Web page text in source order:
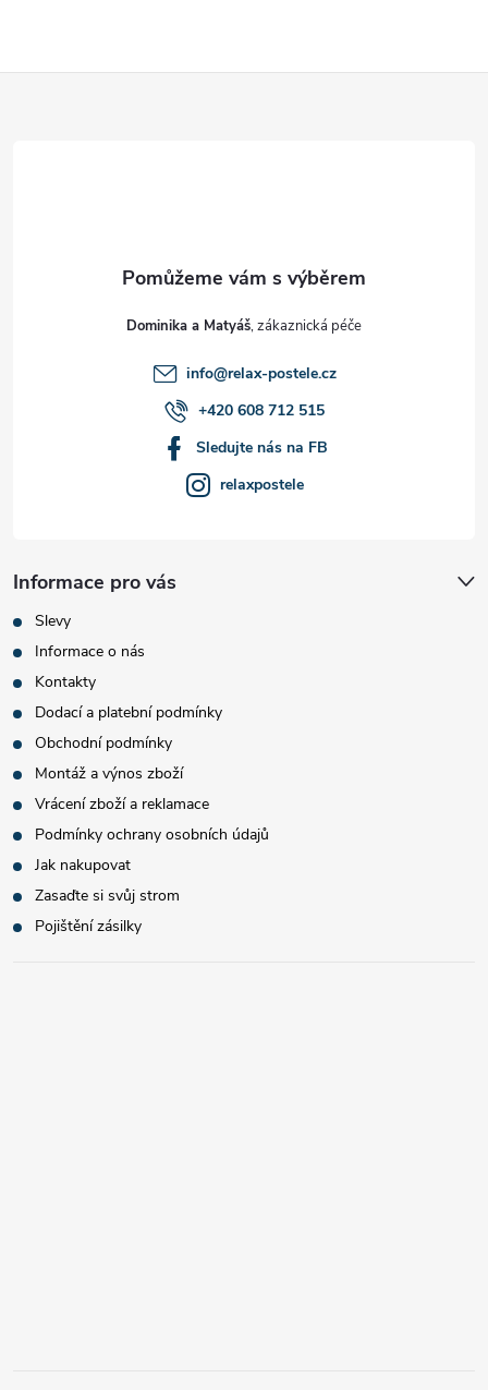
Dominika a Matyáš
info@relax-postele.cz
+420 608 712 515
Sledujte nás na FB
relaxpostele
Informace pro vás
Slevy
Informace o nás
Kontakty
Dodací a platební podmínky
Obchodní podmínky
Montáž a výnos zboží
Vrácení zboží a reklamace
Podmínky ochrany osobních údajů
Jak nakupovat
Zasaďte si svůj strom
Pojištění zásilky